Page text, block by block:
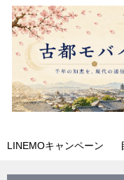
LINEMOキャンペーン